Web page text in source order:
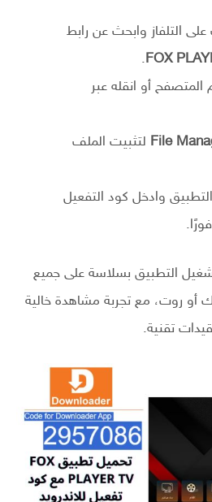
التلفاز وابحث عن رابط
FOX
.
المتصفح أو انقله عبر
File لتثبيت الملف
وادخل كود التفعيل
التطبيق بسلاسة على جميع
أو روت، مع تجربة مشاهدة خالية
تقنية.